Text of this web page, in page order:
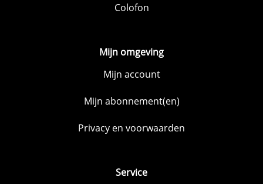
Colofon
Mijn omgeving
Mijn account
Mijn abonnement(en)
Privacy en voorwaarden
Service